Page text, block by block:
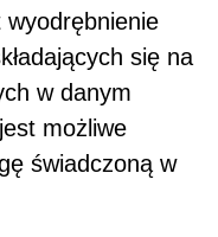
się na
w danym
możliwe
świadczoną w